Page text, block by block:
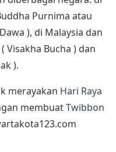
Purnima atau
), di Malaysia dan
Visakha Bucha ) dan
).
merayakan Hari Raya
membuatTwibbon